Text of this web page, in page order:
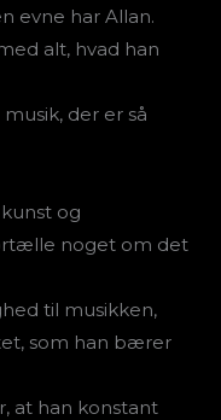
evne har Allan.
alt, hvad han
der er så
og
noget om det
til musikken,
som han bærer
at han konstant